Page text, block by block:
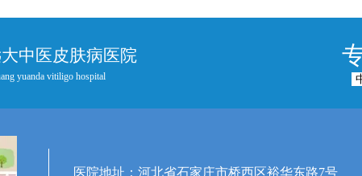
中医皮肤病医院
yuanda vitiligo hospital
医院地址：河北省石家庄市桥西区裕华东路7号